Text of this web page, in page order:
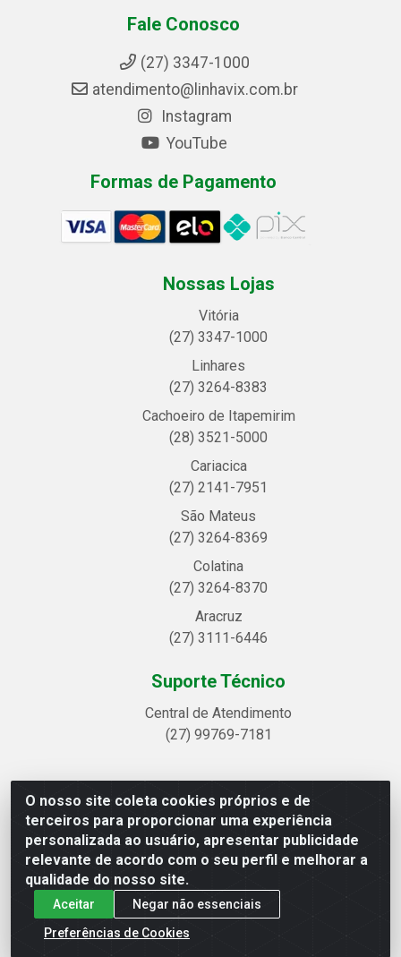
O nosso site coleta cookies próprios e de
terceiros para proporcionar uma experiência
personalizada ao usuário, apresentar publicidade
relevante de acordo com o seu perfil e melhorar a
qualidade do nosso site.
Aceitar
Negar não essenciais
Preferências de Cookies
Fale Conosco
(27) 3347-1000
atendimento@linhavix.com.br
Instagram
YouTube
Formas de Pagamento
Nossas Lojas
Vitória
(27) 3347-1000
Linhares
(27) 3264-8383
Cachoeiro de Itapemirim
(28) 3521-5000
Cariacica
(27) 2141-7951
São Mateus
(27) 3264-8369
Colatina
(27) 3264-8370
Aracruz
(27) 3111-6446
Suporte Técnico
Central de Atendimento
(27) 99769-7181
Linhavix Distribuidora LTDA - Avenida Alegre, 2521 -
Quadra314 Lote 05 e 07 - Shell, Linhares/ES - CEP 29.901-605
- CNPJ 20.857.514/0001-75